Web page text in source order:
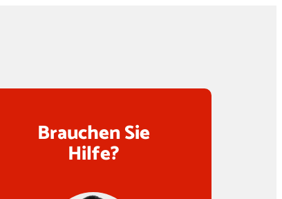
Brauchen Sie
Hilfe?